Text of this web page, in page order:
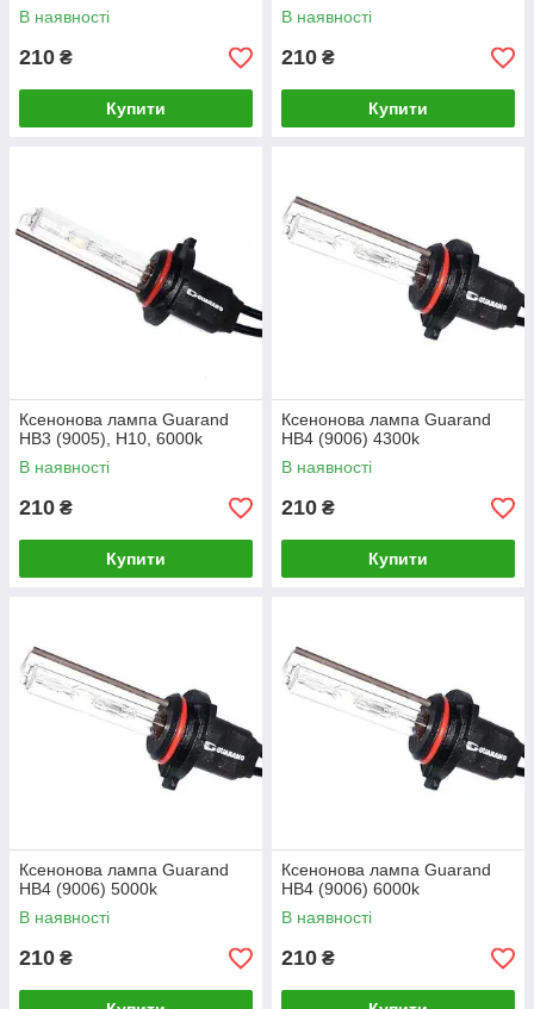
В наявності
210 ₴
Купити
В наявності
210 ₴
Купити
Ксенонова лампа Guarand
HB3 (9005), H10, 6000k
В наявності
210 ₴
Купити
Ксенонова лампа Guarand
HB4 (9006) 4300k
В наявності
210 ₴
Купити
Ксенонова лампа Guarand
HB4 (9006) 5000k
В наявності
210 ₴
Ксенонова лампа Guarand
HB4 (9006) 6000k
В наявності
210 ₴